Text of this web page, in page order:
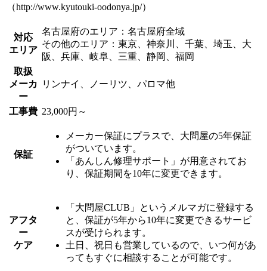
（http://www.kyutouki-oodonya.jp/）
対応
エリア
名古屋府のエリア：名古屋府全域
その他のエリア：東京、神奈川、千葉、埼玉、大
阪、兵庫、岐阜、三重、静岡、福岡
取扱
メーカ
ー
リンナイ、ノーリツ、パロマ他
工事費 23,000円～
保証
メーカー保証にプラスで、大問屋の5年保証
がついています。
「あんしん修理サポート」が用意されてお
り、保証期間を10年に変更できます。
アフタ
ー
ケア
「大問屋CLUB」というメルマガに登録する
と、保証が5年から10年に変更できるサービ
スが受けられます。
土日、祝日も営業しているので、いつ何があ
ってもすぐに相談することが可能です。